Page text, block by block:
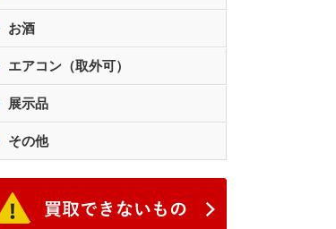
お酒
エアコン（取外可）
展示品
その他